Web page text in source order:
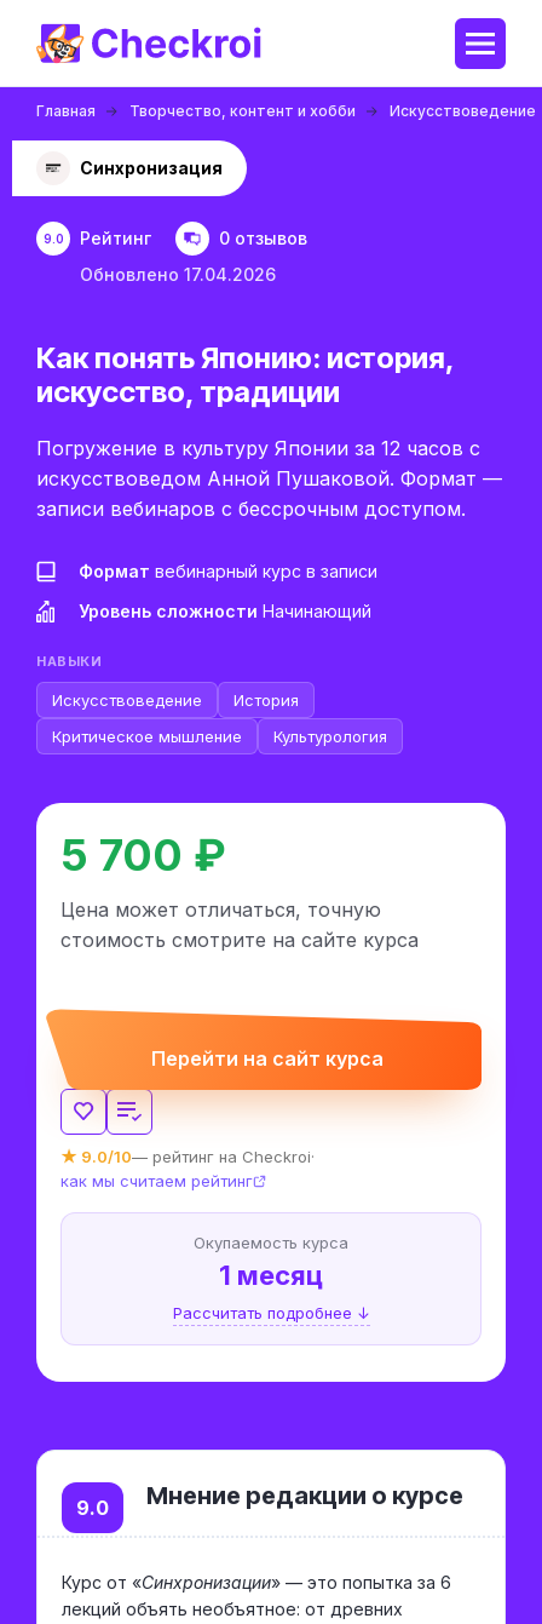
Главная Творчество, контент и хобби Искусствоведение
Синхронизация
9.0 Рейтинг
0 отзывов
Обновлено 17.04.2026
Как понять Японию: история,
искусство, традиции
Погружение в культуру Японии за 12 часов с
искусствоведом Анной Пушаковой. Формат —
записи вебинаров с бессрочным доступом.
Формат вебинарный курс в записи
Уровень сложности Начинающий
НАВЫКИ
Искусствоведение
История
Критическое мышление
Культурология
5 700 ₽
Цена может отличаться, точную
стоимость смотрите на сайте курса
Перейти на сайт курса
★ 9.0/10— рейтинг на Checkroi·
как мы считаем рейтинг
Окупаемость курса
1 месяц
Рассчитать подробнее ↓
Мнение редакции о курсе
9.0
Курс от «Синхронизации» — это попытка за 6
лекций объять необъятное: от древних